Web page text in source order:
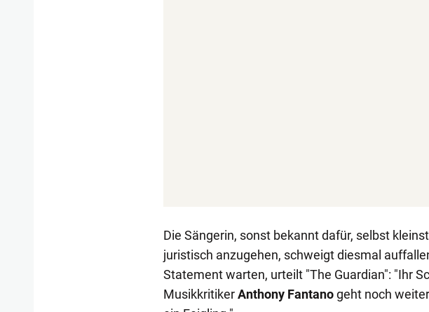
Die Sängerin, sonst bekannt dafür, selbst
juristisch anzugehen, schweigt diesmal
Statement warten, urteilt "The Guardian": "Ihr
MusikkritikerAnthony Fantanogeht noch